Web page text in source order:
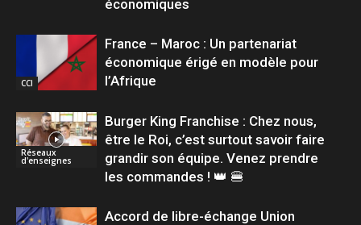
économiques
CCI
France – Maroc : Un partenariat
économique érigé en modèle pour
l’Afrique
Réseaux
d'enseignes
Burger King Franchise : Chez nous,
être le Roi, c’est surtout savoir faire
grandir son équipe. Venez prendre
les commandes ! 👑 🍔
Accord de libre-échange Union